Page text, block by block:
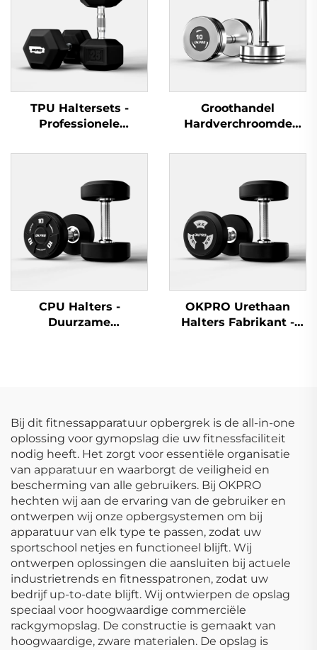
TPU Haltersets -
Professionele
Groothandel
Hardverchroomde
Haltersets voor
Fitnessruimten
CPU Halters -
Duurzame
OKPRO Urethaan
Halters Fabrikant -
Bij dit fitnessapparatuur opbergrek is de all-in-one
oplossing voor gymopslag die uw fitnessfaciliteit
nodig heeft. Het zorgt voor essentiële organisatie
van apparatuur en waarborgt de veiligheid en
bescherming van alle gebruikers. Bij OKPRO
hechten wij aan de ervaring van de gebruiker en
ontwerpen wij onze opbergsystemen om bij
apparatuur van elk type te passen, zodat uw
sportschool netjes en functioneel blijft. Wij
ontwerpen oplossingen die aansluiten bij actuele
industrietrends en fitnesspatronen, zodat uw
bedrijf up-to-date blijft. Wij ontwierpen de opslag
speciaal voor hoogwaardige commerciële
rackgymopslag. De constructie is gemaakt van
hoogwaardige, zware materialen. De opslag is